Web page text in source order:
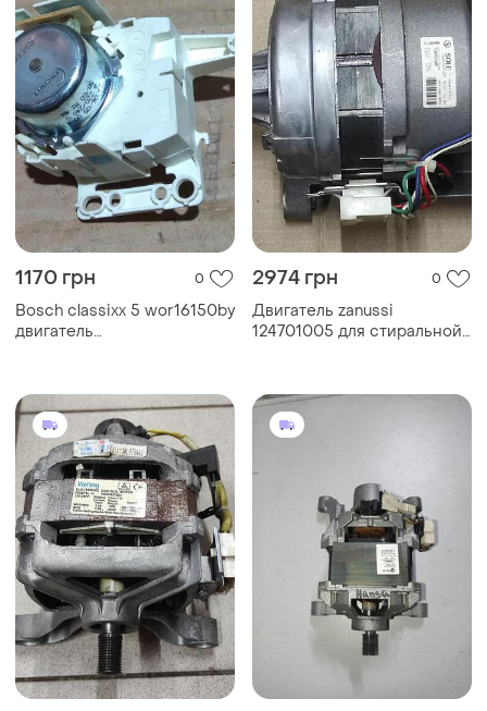
1170 грн 0
Bosch classixx 5 wor16150by
двигатель
машины bosch siemens
2974 грн 0
Двигатель zanussi
124701005 для стиральной